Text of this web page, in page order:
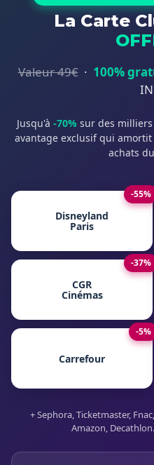
La Carte
Valeur 49€· 100%
Jusqu'à -70% sur des
avantage exclusif qui
achats
-55%
Disneyland
Paris
-37%
CGR
Cinémas
-5%
Carrefour
+ Sephora, Ticketmaster,
Amazon,